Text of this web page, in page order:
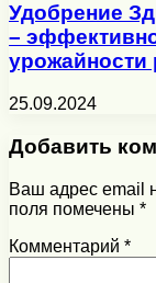
Удобрение
–
урожайности
25.09.2024
Добавить
Ваш адрес email
поля помечены *
Комментарий *